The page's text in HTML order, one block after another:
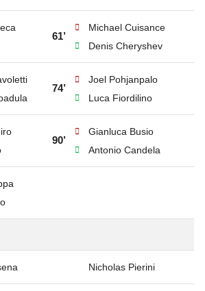
61’
Michael Cuisance
Denis Cheryshev
74’
Joel Pohjanpalo
Luca Fiordilino
90’
Gianluca Busio
Antonio Candela
Nicholas Pierini